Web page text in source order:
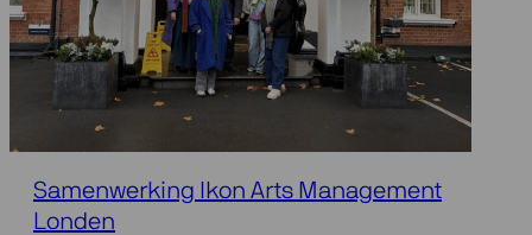
Samenwerking Ikon Arts Management
Londen